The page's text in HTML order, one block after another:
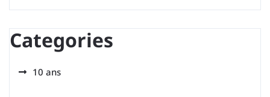
Categories
10 ans